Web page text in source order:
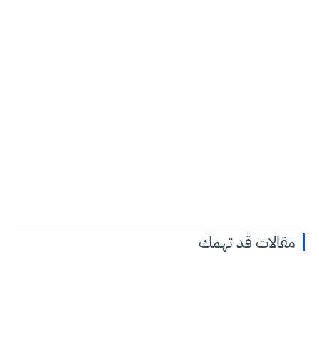
مقالات قد تهمك